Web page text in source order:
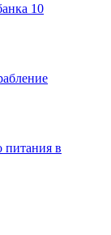
10
питания в